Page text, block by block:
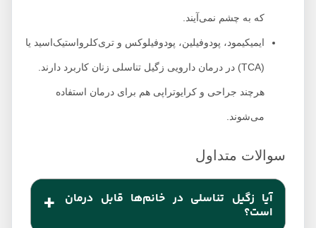
که به چشم نمی‌آیند.
ایمیکیمود، پودوفیلین، پودوفیلوکس و تری‌کلرواستیک‌اسید یا
(TCA) در درمان دارویی زگیل تناسلی زنان کاربرد دارند.
هرچند جراحی و کرایوتراپی هم برای درمان استفاده
می‌شوند.
آیا زگیل تناسلی در خانم‌ها قابل درمان
است؟